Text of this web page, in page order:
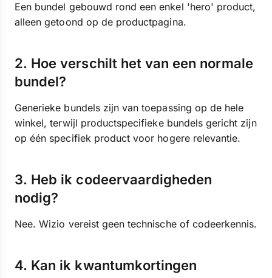
Een bundel gebouwd rond een enkel 'hero' product,
alleen getoond op de productpagina.
2. Hoe verschilt het van een normale
bundel?
Generieke bundels zijn van toepassing op de hele
winkel, terwijl productspecifieke bundels gericht zijn
op één specifiek product voor hogere relevantie.
3. Heb ik codeervaardigheden
nodig?
Nee. Wizio vereist geen technische of codeerkennis.
4. Kan ik kwantumkortingen